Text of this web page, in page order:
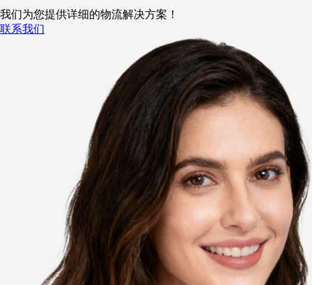
我们为您提供详细的物流解决方案！
联系我们